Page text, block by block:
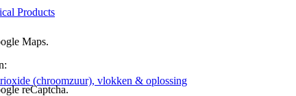
Products
(chroomzuur), vlokken & oplossing
Maps.
reCaptcha.